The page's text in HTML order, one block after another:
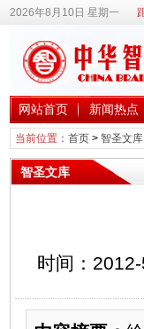
2026年8月10日 星期一
网站首页 新闻热点
当前位置： 首页> 智圣文库
智圣文库
时间：